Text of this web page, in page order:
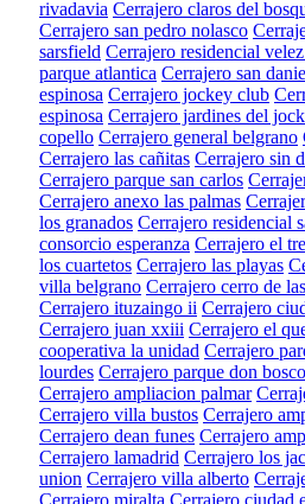
rivadavia Cerrajero claros del
Cerrajero san pedro nolasco
sarsfield Cerrajero residencial
parque atlantica Cerrajero san
espinosa Cerrajero jockey club
espinosa Cerrajero jardines del
copello Cerrajero general belgrano
Cerrajero las cañitas Cerrajero sin
Cerrajero parque san carlos
Cerrajero anexo las palmas
los granados Cerrajero residencial
consorcio esperanza Cerrajero el
los cuartetos Cerrajero las playas
villa belgrano Cerrajero cerro de
Cerrajero ituzaingo ii Cerrajero
Cerrajero juan xxiii Cerrajero el
cooperativa la unidad Cerrajero
lourdes Cerrajero parque don bosco
Cerrajero ampliacion palmar
Cerrajero villa bustos Cerrajero
Cerrajero dean funes Cerrajero
Cerrajero lamadrid Cerrajero los
union Cerrajero villa alberto